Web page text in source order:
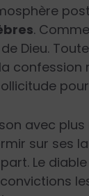
.
Dieu.
confession
avec plus
sur ses
Le